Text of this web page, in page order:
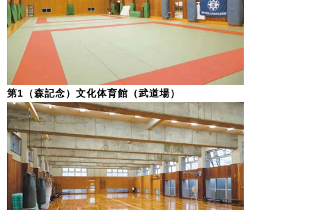
第1（森記念）文化体育館（武道場）